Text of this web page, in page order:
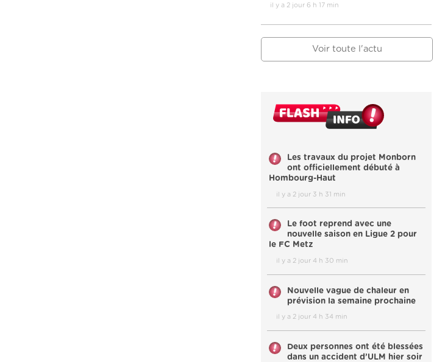
il y a 2 jour 6 h 17 min
Voir toute l'actu
Les travaux du projet Monborn
ont officiellement débuté à
Hombourg-Haut
il y a 2 jour 3 h 31 min
Le foot reprend avec une
nouvelle saison en Ligue 2 pour
le FC Metz
il y a 2 jour 4 h 30 min
Nouvelle vague de chaleur en
prévision la semaine prochaine
il y a 2 jour 4 h 34 min
Deux personnes ont été blessées
dans un accident d’ULM hier soir